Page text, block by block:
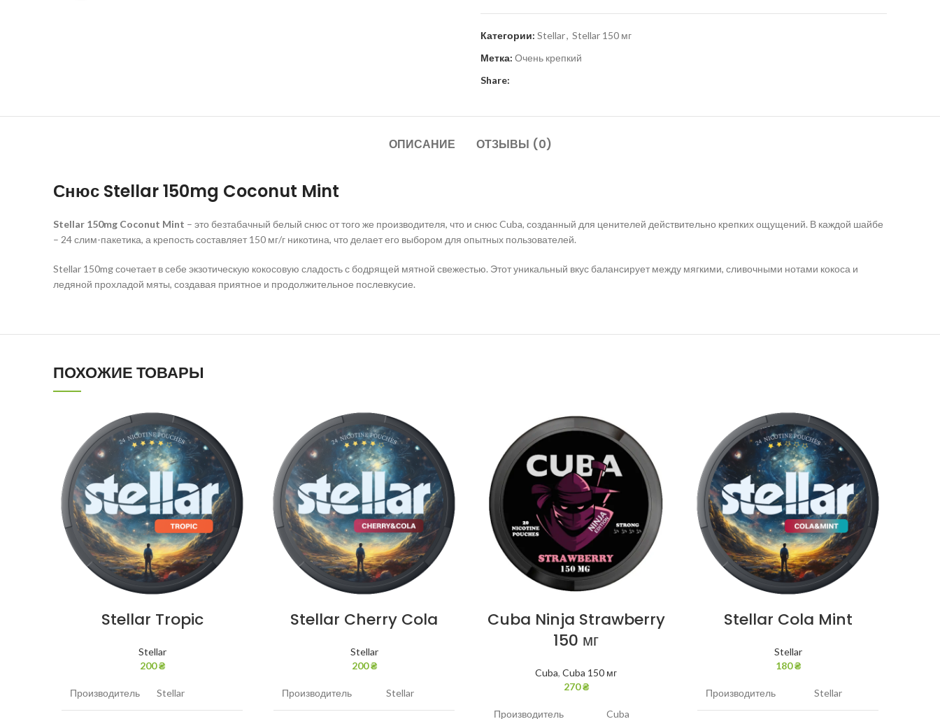
Категории: Stellar, Stellar 150 мг
Метка: Очень крепкий
Share:
ОПИСАНИЕ ОТЗЫВЫ (0)
Снюс Stellar 150mg Coconut Mint
Stellar 150mg Coconut Mint – это безтабачный белый снюс от того же производителя, что и снюс Cuba, созданный для ценителей действительно крепких ощущений. В каждой шайбе
– 24 слим-пакетика, а крепость составляет 150 мг/г никотина, что делает его выбором для опытных пользователей.
Stellar 150mg сочетает в себе экзотическую кокосовую сладость с бодрящей мятной свежестью. Этот уникальный вкус балансирует между мягкими, сливочными нотами кокоса и
ледяной прохладой мяты, создавая приятное и продолжительное послевкусие.
ПОХОЖИЕ ТОВАРЫ
Stellar Tropic
Stellar
200₴
Производитель Stellar
Stellar Cherry Cola
Stellar
200₴
Производитель Stellar
Cuba Ninja Strawberry
150 мг
Cuba, Cuba 150 мг
270₴
Производитель Cuba
Stellar Cola Mint
Stellar
180₴
Производитель Stellar